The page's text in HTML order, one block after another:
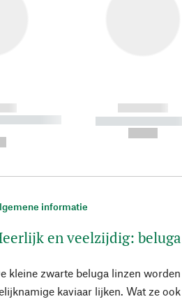
----------
------------
-----------
informatie
en veelzijdig:
kleine zwarte beluga linzen
kaviaar lijken. Wat ze